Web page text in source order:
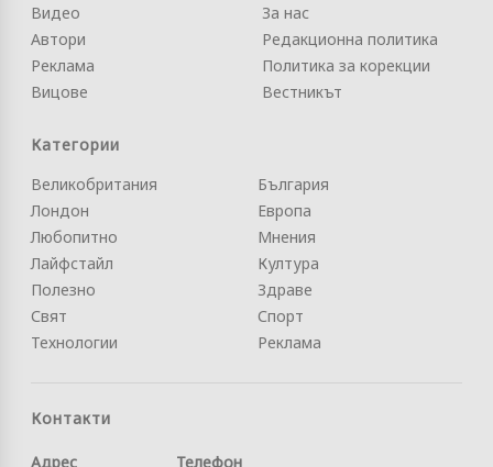
Видео
Автори
Реклама
Вицове
За нас
Редакционна политика
Политика за корекции
Вестникът
Категории
Великобритания
Лондон
Любопитно
Лайфстайл
Полезно
Свят
Технологии
България
Европа
Мнения
Култура
Здраве
Спорт
Реклама
Контакти
Адрес Телефон